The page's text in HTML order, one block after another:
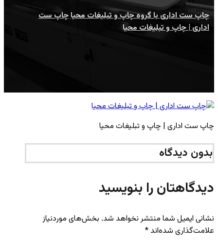
چاپ ست اداری با گروه چاپ و تبلیغات محیاچاپ ست
اداری | چاپ و تبلیغات محیا
چاپ ست اداری | چاپ و تبلیغات محیا
بدون دیدگاه
دیدگاهتان را بنویسید
نشانی ایمیل شما منتشر نخواهد شد. بخش‌های موردنیاز
علامت‌گذاری شده‌اند *